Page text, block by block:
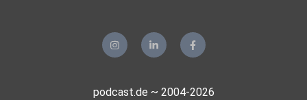
podcast.de ~ 2004-2026